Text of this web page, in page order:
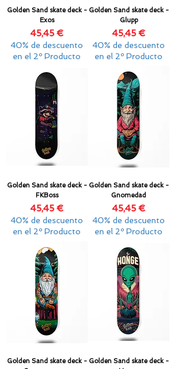
Golden Sand skate deck -
Exos
Precio
45,45 €
40% de descuento
en el 2º Producto
Golden Sand skate deck -
Glupp
Precio
45,45 €
40% de descuento
en el 2º Producto
Golden Sand skate deck -
FKBoss
Precio
45,45 €
40% de descuento
en el 2º Producto
Golden Sand skate deck -
Gnomedad
Precio
45,45 €
40% de descuento
en el 2º Producto
Golden Sand skate deck - Golden Sand skate deck -